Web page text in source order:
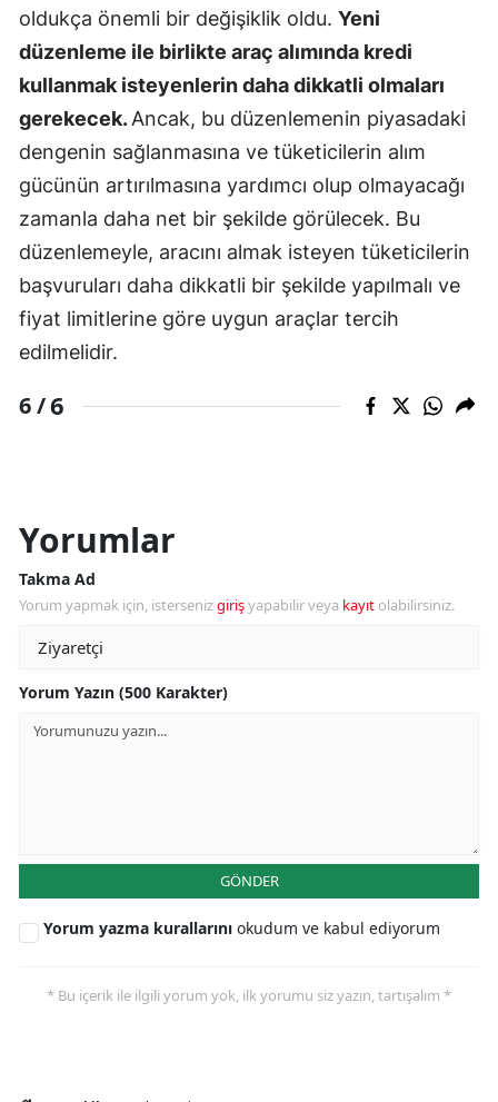
oldukça önemli bir değişiklik oldu. Yeni
düzenleme ile birlikte araç alımında kredi
kullanmak isteyenlerin daha dikkatli olmaları
gerekecek.Ancak, bu düzenlemenin piyasadaki
dengenin sağlanmasına ve tüketicilerin alım
gücünün artırılmasına yardımcı olup olmayacağı
zamanla daha net bir şekilde görülecek. Bu
düzenlemeyle, aracını almak isteyen tüketicilerin
başvuruları daha dikkatli bir şekilde yapılmalı ve
fiyat limitlerine göre uygun araçlar tercih
edilmelidir.
6 /6
Yorumlar
Takma Ad
Yorum yapmak için, istersenizgirişyapabilir veya kayıt olabilirsiniz.
Yorum Yazın (500 Karakter)
GÖNDER
Yorum yazma kurallarını okudum ve kabul ediyorum
* Bu içerik ile ilgili yorum yok, ilk yorumu siz yazın, tartışalım *